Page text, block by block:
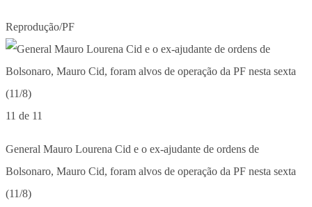
Reprodução/PF
11 de 11
General Mauro Lourena Cid e o ex-ajudante de ordens de
Bolsonaro, Mauro Cid, foram alvos de operação da PF nesta sexta
(11/8)